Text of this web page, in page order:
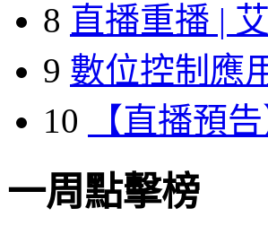
8 直播重播 |
9 數位控制應
10
【直播預
一周點擊榜